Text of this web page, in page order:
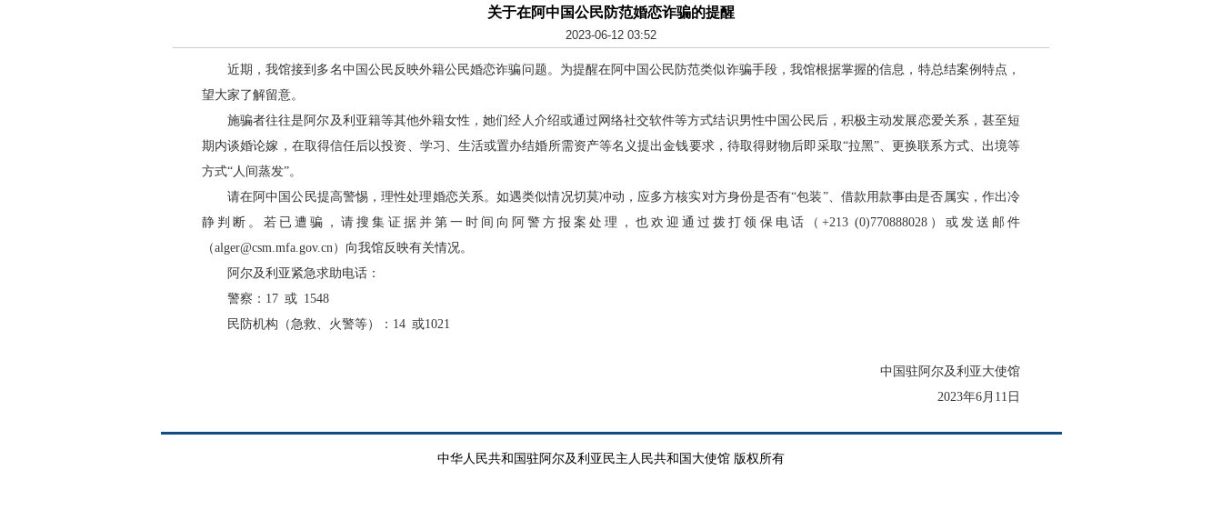
关于在阿中国公民防范婚恋诈骗的提醒
2023-06-12 03:52
近期，我馆接到多名中国公民反映外籍公民婚恋诈骗问题。为提醒在阿中国公民防范类似诈骗手段，我馆根据掌握的信息，特总结案例特点，
望大家了解留意。
施骗者往往是阿尔及利亚籍等其他外籍女性，她们经人介绍或通过网络社交软件等方式结识男性中国公民后，积极主动发展恋爱关系，甚至短
期内谈婚论嫁，在取得信任后以投资、学习、生活或置办结婚所需资产等名义提出金钱要求，待取得财物后即采取“拉黑”、更换联系方式、出境等
方式“人间蒸发”。
请在阿中国公民提高警惕，理性处理婚恋关系。如遇类似情况切莫冲动，应多方核实对方身份是否有“包装”、借款用款事由是否属实，作出冷
静判断。若已遭骗，请搜集证据并第一时间向阿警方报案处理，也欢迎通过拨打领保电话（+213 (0)770888028）或发送邮件
（alger@csm.mfa.gov.cn）向我馆反映有关情况。
阿尔及利亚紧急求助电话：
警察：17 或 1548
民防机构（急救、火警等）：14 或1021
中国驻阿尔及利亚大使馆
2023年6月11日
中华人民共和国驻阿尔及利亚民主人民共和国大使馆 版权所有